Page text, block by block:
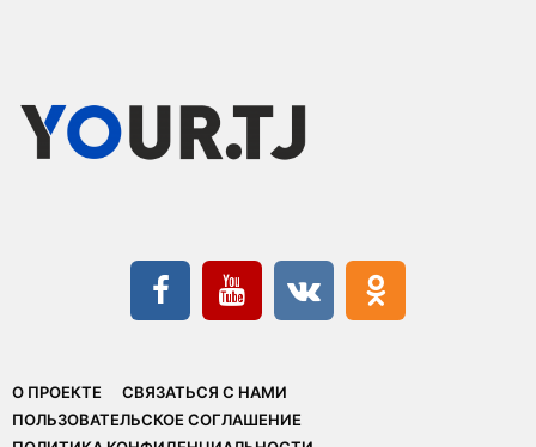
О ПРОЕКТЕ
СВЯЗАТЬСЯ С НАМИ
ПОЛЬЗОВАТЕЛЬСКОЕ СОГЛАШЕНИЕ